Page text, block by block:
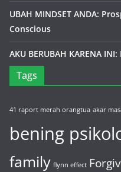
UBAH MINDSET ANDA:
Conscious
AKU BERUBAH KARENA
Tags
41 raport merah orangtua akar
bening
family flynn effect